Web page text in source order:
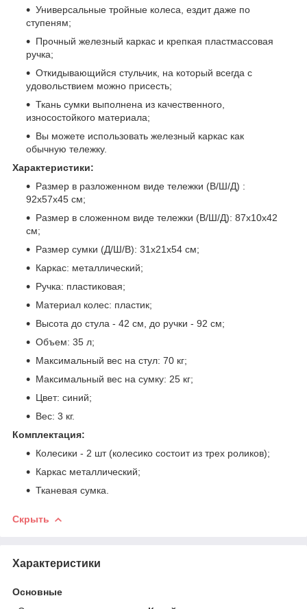
Универсальные тройные колеса, ездит даже по
ступеням;
Прочный железный каркас и крепкая пластмассовая
ручка;
Откидывающийся стульчик, на который всегда с
удовольствием можно присесть;
Ткань сумки выполнена из качественного,
износостойкого материала;
Вы можете использовать железный каркас как
обычную тележку.
Характеристики:
Размер в разложенном виде тележки (В/Ш/Д) :
92х57х45 см;
Размер в сложенном виде тележки (В/Ш/Д): 87х10х42
см;
Размер сумки (Д/Ш/В): 31х21х54 см;
Каркас: металлический;
Ручка: пластиковая;
Материал колес: пластик;
Высота до стула - 42 см, до ручки - 92 см;
Объем: 35 л;
Максимальный вес на стул: 70 кг;
Максимальный вес на сумку: 25 кг;
Цвет: синий;
Вес: 3 кг.
Комплектация:
Колесики - 2 шт (колесико состоит из трех роликов);
Каркас металлический;
Тканевая сумка.
Скрыть
Характеристики
Основные